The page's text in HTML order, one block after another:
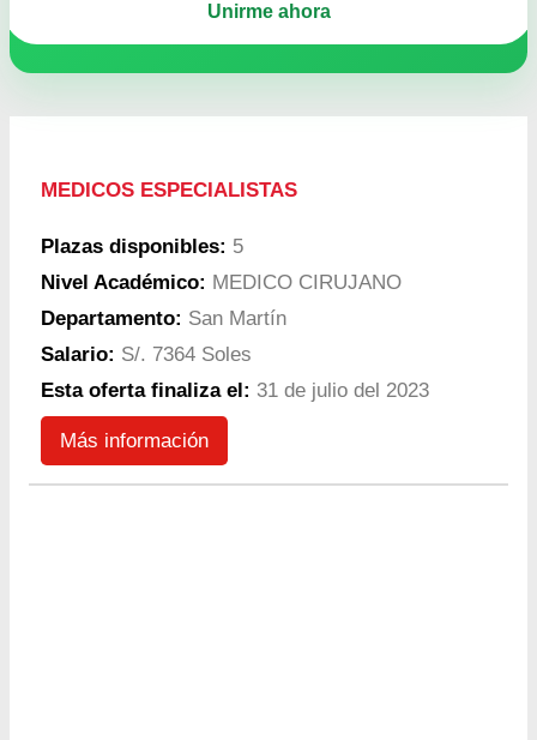
Unirme ahora
MEDICOS ESPECIALISTAS
Plazas disponibles: 5
Nivel Académico: MEDICO CIRUJANO
Departamento: San Martín
Salario: S/. 7364 Soles
Esta oferta finaliza el: 31 de julio del 2023
Más información